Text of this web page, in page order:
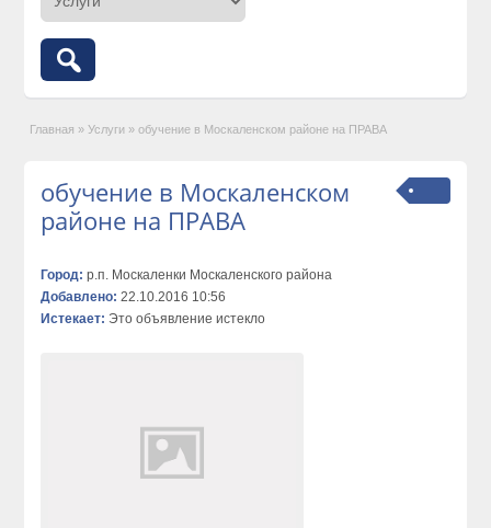
Главная » Услуги » обучение в Москаленском районе на ПРАВА
обучение в Москаленском
районе на ПРАВА
Город: р.п. Москаленки Москаленского района
Добавлено: 22.10.2016 10:56
Истекает: Это объявление истекло